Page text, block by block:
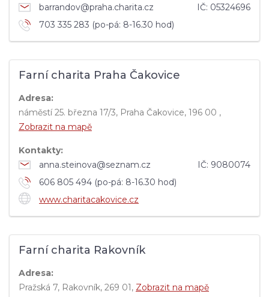
barrandov@praha.charita.cz
IČ: 05324696
703 335 283 (po-pá: 8-16.30 hod)
Farní charita Praha Čakovice
Adresa:
náměstí 25. března 17/3, Praha Čakovice, 196 00 ,
Zobrazit na mapě
Kontakty:
anna.steinova@seznam.cz
IČ: 9080074
606 805 494 (po-pá: 8-16.30 hod)
www.charitacakovice.cz
Farní charita Rakovník
Adresa:
Pražská 7, Rakovník, 269 01, Zobrazit na mapě